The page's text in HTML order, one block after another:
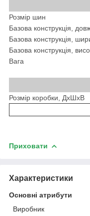
Розмір шин
Базова конструкція,
Базова конструкція,
Базова конструкція,
Вага
Розмір коробки, ДхШхВ
Приховати
Характеристики
Основні атрибути
Виробник